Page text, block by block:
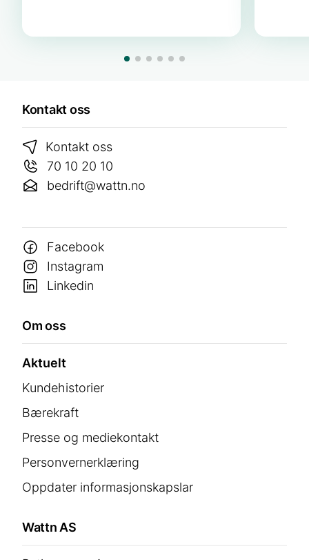
Kontakt oss
Kontakt oss
70 10 20 10
bedrift@wattn.no
Facebook
Instagram
Linkedin
Om oss
Aktuelt
Kundehistorier
Bærekraft
Presse og mediekontakt
Personvernerklæring
Oppdater informasjonskapslar
Wattn AS